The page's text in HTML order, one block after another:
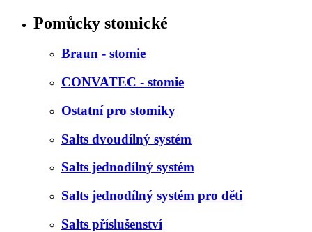
Pomůcky stomické
Braun - stomie
CONVATEC - stomie
Ostatní pro stomiky
Salts dvoudílný systém
Salts jednodílný systém
Salts jednodílný systém pro děti
Salts příslušenství